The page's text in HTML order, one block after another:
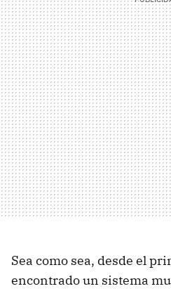
Sea como sea, desde el
encontrado un sistema